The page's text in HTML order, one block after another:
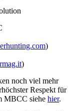
)
)
noch viel mehr
Respekt für
MBCC siehe hier.